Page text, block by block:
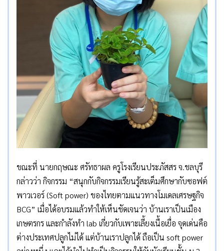
ขณะที่ นายกฤษณะ ศรัทธาผล ครูโรงเรียนประภัสสร จ.ชลบุรี
กล่าวว่า กิจกรรม “สนุกกับกิจกรรมเรียนรู้สะเต็มศึกษากับซอฟต์
พาวเวอร์ (Soft power) ของไทยตามแนวทางโมเดลเศรษฐกิจ
BCG” เมื่อได้อบรมแล้วทำให้เห็นชัดเจนว่า บ้านเราเป็นเมือง
เกษตรกร และกำลังทำ lab เกี่ยวกับเพาะเลี้ยงเนื้อเยื่อ จุดเด่นคือ
ต่างประเทศปลูกไม่ได้ แต่บ้านเราปลูกได้ ถือเป็น soft power